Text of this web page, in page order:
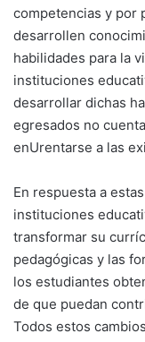
competencias y por
desarrollen
habilidades para la
instituciones
desarrollar dichas
egresados no
enUrentarse a las
En respuesta a
instituciones
transformar su
pedagógicas y las
los estudiantes
de que puedan
Todos estos